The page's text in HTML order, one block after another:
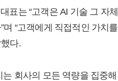
표는 “고객은 AI 기술 그 자
며 “고객에게 직접적인 가치
다.
는 회사의 모든 역량을 집중